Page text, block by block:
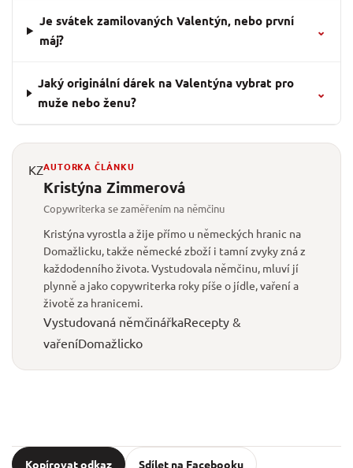
Je svátek zamilovaných Valentýn, nebo první
máj?
⌄
Jaký originální dárek na Valentýna vybrat pro
muže nebo ženu?
⌄
KZAUTORKA ČLÁNKU
Kristýna Zimmerová
Copywriterka se zaměřením na němčinu
Kristýna vyrostla a žije přímo u německých hranic na
Domažlicku, takže německé zboží i tamní zvyky zná z
každodenního života. Vystudovala němčinu, mluví jí
plynně a jako copywriterka roky píše o jídle, vaření a
životě za hranicemi.
Vystudovaná němčinářkaRecepty &
vařeníDomažlicko
Kopírovat odkaz Sdílet na Facebooku